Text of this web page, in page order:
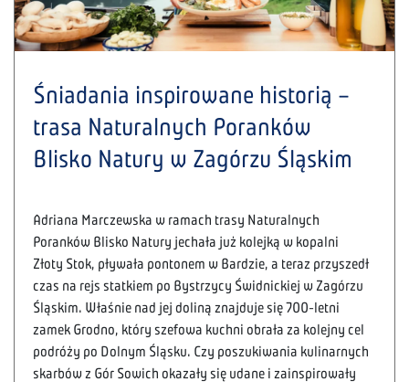
Śniadania inspirowane historią –
trasa Naturalnych Poranków
Blisko Natury w Zagórzu Śląskim
Adriana Marczewska w ramach trasy Naturalnych
Poranków Blisko Natury jechała już kolejką w kopalni
Złoty Stok, pływała pontonem w Bardzie, a teraz przyszedł
czas na rejs statkiem po Bystrzycy Świdnickiej w Zagórzu
Śląskim. Właśnie nad jej doliną znajduje się 700-letni
zamek Grodno, który szefowa kuchni obrała za kolejny cel
podróży po Dolnym Śląsku. Czy poszukiwania kulinarnych
skarbów z Gór Sowich okazały się udane i zainspirowały